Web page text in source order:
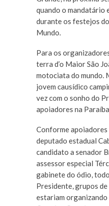
quando o mandatário
durante os festejos
Mundo.
Para os
terra d’o Maior São
motociata do mundo.
jovem causídico
vez com o sonho do
apoiadores na
Conforme
deputado estadual
candidato a senador
assessor especial
gabinete do ódio,
Presidente, grupos
estariam organizando